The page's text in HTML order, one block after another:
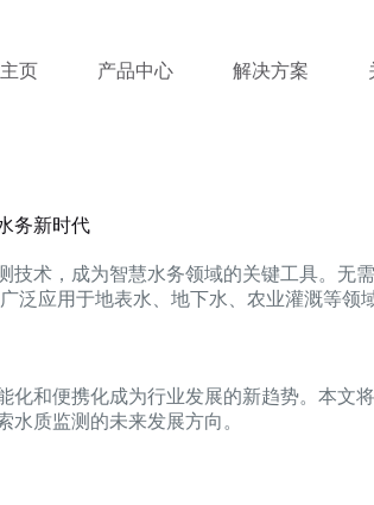
主页 产品中心 解决方案
务新时代
术，成为智慧水务领域的关键工具。无需
泛应用于地表水、地下水、农业灌溉等领
化和便携化成为行业发展的新趋势。本
质监测的未来发展方向。